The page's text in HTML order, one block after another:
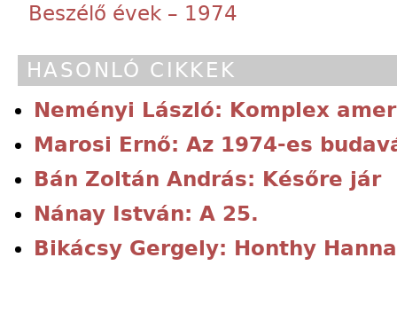
Beszélő évek – 1974
HASONLÓ CIKKEK
Neményi László: Komplex
Marosi Ernő: Az 1974-es
Bán Zoltán András: Későre jár
Nánay István: A 25.
Bikácsy Gergely: Honthy